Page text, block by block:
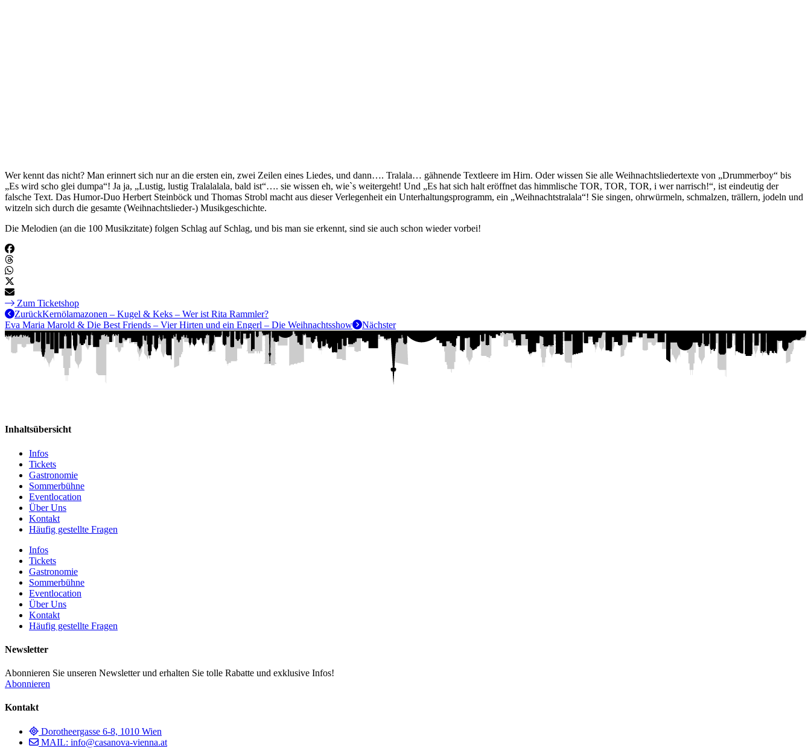
Wer kennt das nicht? Man erinnert sich nur an die ersten ein, zwei Zeilen eines Liedes, und dann…. Tralala… gähnende Textleere im Hirn. Oder wissen Sie alle Weihnachtsliedertexte von „Drummerboy“ bis
„Es wird scho glei dumpa“! Ja ja, „Lustig, lustig Tralalalala, bald ist“…. sie wissen eh, wie`s weitergeht! Und „Es hat sich halt eröffnet das himmlische TOR, TOR, TOR, i wer narrisch!“, ist eindeutig der
falsche Text. Das Humor-Duo Herbert Steinböck und Thomas Strobl macht aus dieser Verlegenheit ein Unterhaltungsprogramm, ein „Weihnachtstralala“! Sie singen, ohrwürmeln, schmalzen, trällern, jodeln und
witzeln sich durch die gesamte (Weihnachtslieder-) Musikgeschichte.
Die Melodien (an die 100 Musikzitate) folgen Schlag auf Schlag, und bis man sie erkennt, sind sie auch schon wieder vorbei!
Zum Ticketshop
ZurückKernölamazonen – Kugel & Keks – Wer ist Rita Rammler?
Eva Maria Marold & Die Best Friends – Vier Hirten und ein Engerl – Die Weihnachtsshow
Nächster
Inhaltsübersicht
Infos
Tickets
Gastronomie
Sommerbühne
Eventlocation
Über Uns
Kontakt
Häufig gestellte Fragen
Infos
Tickets
Gastronomie
Sommerbühne
Eventlocation
Über Uns
Kontakt
Häufig gestellte Fragen
Newsletter
Abonnieren Sie unseren Newsletter und erhalten Sie tolle Rabatte und exklusive Infos!
Abonnieren
Kontakt
Dorotheergasse 6-8, 1010 Wien
MAIL: info@casanova-vienna.at